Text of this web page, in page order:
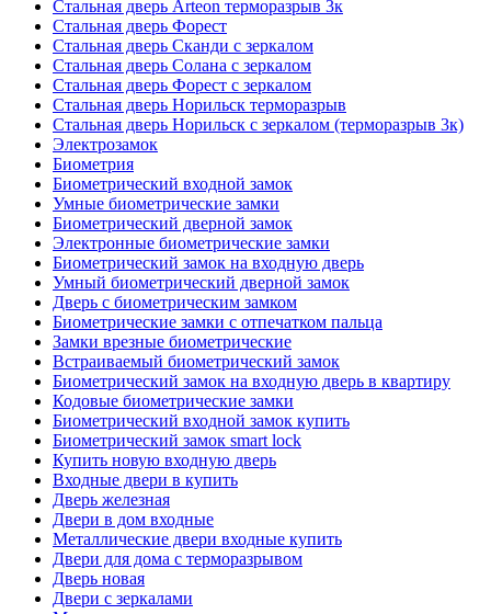
Стальная дверь Arteon терморазрыв 3к
Стальная дверь Форест
Стальная дверь Сканди с зеркалом
Стальная дверь Солана с зеркалом
Стальная дверь Форест с зеркалом
Стальная дверь Норильск терморазрыв
Стальная дверь Норильск с зеркалом (терморазрыв 3к)
Электрозамок
Биометрия
Биометрический входной замок
Умные биометрические замки
Биометрический дверной замок
Электронные биометрические замки
Биометрический замок на входную дверь
Умный биометрический дверной замок
Дверь с биометрическим замком
Биометрические замки с отпечатком пальца
Замки врезные биометрические
Встраиваемый биометрический замок
Биометрический замок на входную дверь в квартиру
Кодовые биометрические замки
Биометрический входной замок купить
Биометрический замок smart lock
Купить новую входную дверь
Входные двери в купить
Дверь железная
Двери в дом входные
Металлические двери входные купить
Двери для дома с терморазрывом
Дверь новая
Двери с зеркалами